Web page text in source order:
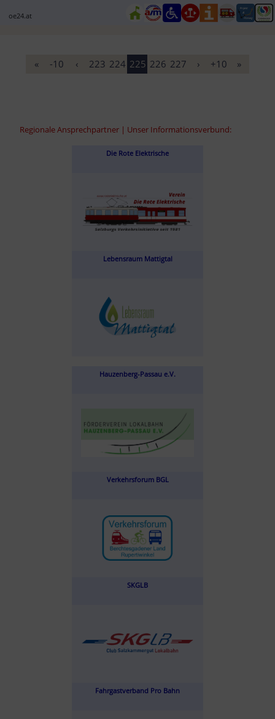
oe24.at
« -10 ‹ 223 224 225 226 227 › +10 »
Regionale Ansprechpartner | Unser Informationsverbund:
Die Rote Elektrische
Lebensraum Mattigtal
Hauzenberg-Passau e.V.
Verkehrsforum BGL
SKGLB
Fahrgastverband Pro Bahn